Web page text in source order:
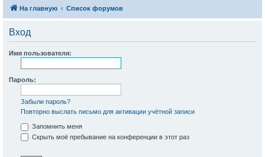
На главную Список форумов
Вход
Имя пользователя:
Пароль:
Забыли пароль?
Повторно выслать письмо для активации учётной записи
Запомнить меня
Скрыть моё пребывание на конференции в этот раз